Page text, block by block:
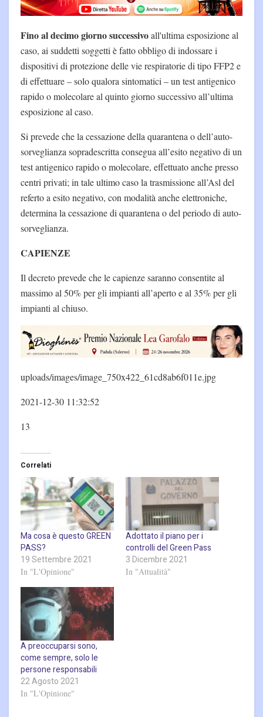
Fino al decimo giorno successivoall'ultima esposizione al
caso, ai suddetti soggetti è fatto obbligo di indossare i
dispositivi di protezione delle vie respiratorie di tipo FFP2 e
di effettuare – solo qualora sintomatici – un test antigenico
rapido o molecolare al quinto giorno successivo all’ultima
esposizione al caso.
Si prevede che la cessazione della quarantena o dell’auto-
sorveglianza sopradescritta consegua all’esito negativo di un
test antigenico rapido o molecolare, effettuato anche presso
centri privati; in tale ultimo caso la trasmissione all’Asl del
referto a esito negativo, con modalità anche elettroniche,
determina la cessazione di quarantena o del periodo di auto-
sorveglianza.
CAPIENZE
Il decreto prevede che le capienze saranno consentite al
massimo al 50% per gli impianti all’aperto e al 35% per gli
impianti al chiuso.
uploads/images/image_750x422_61cd8ab6f011e.jpg
2021-12-30 11:32:52
13
Correlati
Ma cosa è questo GREEN
PASS?
19 Settembre 2021
In "L'Opinione"
Adottato il piano per i
controlli del Green Pass
3 Dicembre 2021
In "Attualità"
A preoccuparsi sono,
come sempre, solo le
persone responsabili
22 Agosto 2021
In "L'Opinione"